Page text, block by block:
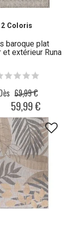
2 Coloris
baroque plat
et extérieur Runa
69,99 €
59,99 €